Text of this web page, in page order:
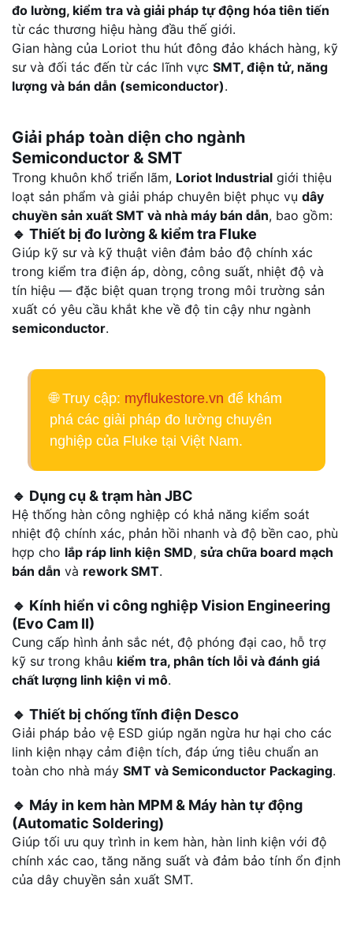
đo lường, kiểm tra và giải pháp tự động hóa tiên tiến
từ các thương hiệu hàng đầu thế giới.
Gian hàng của Loriot thu hút đông đảo khách hàng, kỹ
sư và đối tác đến từ các lĩnh vực SMT, điện tử, năng
lượng và bán dẫn (semiconductor).
Giải pháp toàn diện cho ngành
Semiconductor & SMT
Trong khuôn khổ triển lãm, Loriot Industrial giới thiệu
loạt sản phẩm và giải pháp chuyên biệt phục vụ dây
chuyền sản xuất SMT và nhà máy bán dẫn, bao gồm:
🔹 Thiết bị đo lường & kiểm tra Fluke
Giúp kỹ sư và kỹ thuật viên đảm bảo độ chính xác
trong kiểm tra điện áp, dòng, công suất, nhiệt độ và
tín hiệu — đặc biệt quan trọng trong môi trường sản
xuất có yêu cầu khắt khe về độ tin cậy như ngành
semiconductor.
🌐 Truy cập: myflukestore.vn để khám
phá các giải pháp đo lường chuyên
nghiệp của Fluke tại Việt Nam.
🔹 Dụng cụ & trạm hàn JBC
Hệ thống hàn công nghiệp có khả năng kiểm soát
nhiệt độ chính xác, phản hồi nhanh và độ bền cao, phù
hợp cho lắp ráp linh kiện SMD, sửa chữa board mạch
bán dẫn và rework SMT.
🔹 Kính hiển vi công nghiệp Vision Engineering
(Evo Cam II)
Cung cấp hình ảnh sắc nét, độ phóng đại cao, hỗ trợ
kỹ sư trong khâu kiểm tra, phân tích lỗi và đánh giá
chất lượng linh kiện vi mô.
🔹 Thiết bị chống tĩnh điện Desco
Giải pháp bảo vệ ESD giúp ngăn ngừa hư hại cho các
linh kiện nhạy cảm điện tích, đáp ứng tiêu chuẩn an
toàn cho nhà máy SMT và Semiconductor Packaging.
🔹 Máy in kem hàn MPM & Máy hàn tự động
(Automatic Soldering)
Giúp tối ưu quy trình in kem hàn, hàn linh kiện với độ
chính xác cao, tăng năng suất và đảm bảo tính ổn định
của dây chuyền sản xuất SMT.